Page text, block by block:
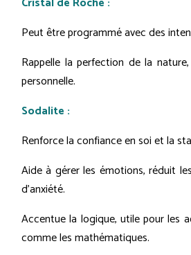
Peut être programmé avec des
Rappelle la perfection de la
personnelle.
Sodalite :
Renforce la confiance en soi et la
Aide à gérer les émotions, réduit
d'anxiété.
Accentue la logique, utile pour les
comme les mathématiques.